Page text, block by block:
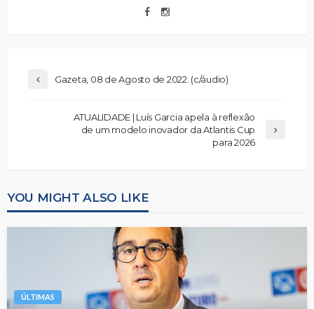
Gazeta, 08 de Agosto de 2022. (c/áudio)
ATUALIDADE | Luís Garcia apela à reflexão
de um modelo inovador da Atlantis Cup
para 2026
YOU MIGHT ALSO LIKE
ÚLTIMAS